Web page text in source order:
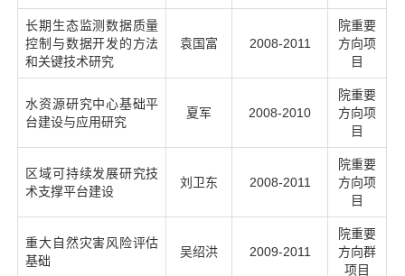
长期生态监测数据质量
控制与数据开发的方法
和关键技术研究
袁国富 2008-2011
院重要
方向项
目
水资源研究中心基础平
台建设与应用研究
夏军 2008-2010
院重要
方向项
目
区域可持续发展研究技
术支撑平台建设
刘卫东 2008-2011
院重要
方向项
目
重大自然灾害风险评估
基础
吴绍洪 2009-2011
院重要
方向群
项目